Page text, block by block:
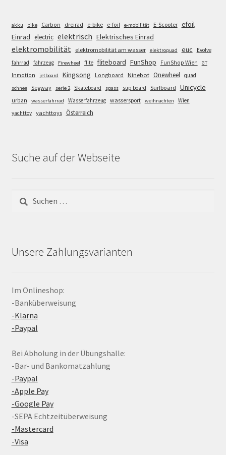
akku bike Carbon dreirad e-bike e-foil e-mobilität E-Scooter efoil
Einrad electric elektrisch Elektrisches Einrad
elektromobilität elektromobilität am wasser elektroquad euc
Evolve
fahrrad
fahrzeug Firewheel flite fliteboard FunShop FunShop Wien GT
Inmotion jetboard Kingsong Longboard Ninebot Onewheel quad
schnee Segway serie 2 Skateboard spass sup board Surfboard Unicycle
urban wasserfahrrad Wasserfahrzeug wassersport weihnachten
Wien
yachttoy yachttoys Österreich
Suche auf der Webseite
Suchen
nach:
Unsere Zahlungsvarianten
Im Onlineshop:
-Banküberweisung
-Klarna
-Paypal
Bei Abholung in der Übungshalle:
-Bar- und Bankomatzahlung
-Paypal
-Apple Pay
-Google Pay
-SEPA Echtzeitüberweisung
-Mastercard
-Visa